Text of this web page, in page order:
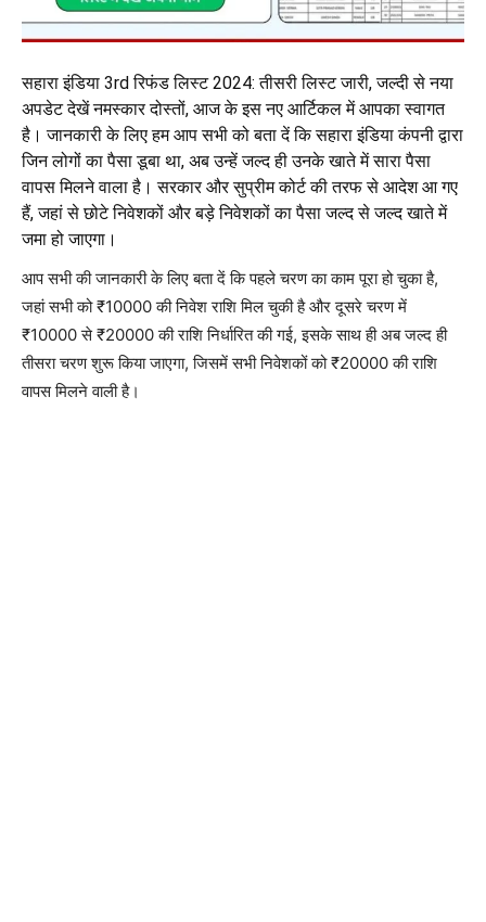
सहारा इंडिया 3rd रिफंड लिस्ट 2024: तीसरी लिस्ट जारी, जल्दी से नया
अपडेट देखें नमस्कार दोस्तों, आज के इस नए आर्टिकल में आपका स्वागत
है। जानकारी के लिए हम आप सभी को बता दें कि सहारा इंडिया कंपनी द्वारा
जिन लोगों का पैसा डूबा था, अब उन्हें जल्द ही उनके खाते में सारा पैसा
वापस मिलने वाला है। सरकार और सुप्रीम कोर्ट की तरफ से आदेश आ गए
हैं, जहां से छोटे निवेशकों और बड़े निवेशकों का पैसा जल्द से जल्द खाते में
जमा हो जाएगा।
आप सभी की जानकारी के लिए बता दें कि पहले चरण का काम पूरा हो चुका है,
जहां सभी को ₹10000 की निवेश राशि मिल चुकी है और दूसरे चरण में
₹10000 से ₹20000 की राशि निर्धारित की गई, इसके साथ ही अब जल्द ही
तीसरा चरण शुरू किया जाएगा, जिसमें सभी निवेशकों को ₹20000 की राशि
वापस मिलने वाली है।